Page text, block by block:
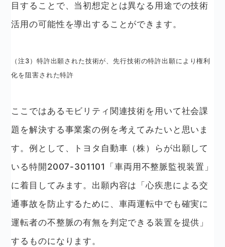
目することで、当初想定とは異なる用途での技術
活用の可能性を導出することができます。
（注3）特許出願された技術が、先行技術の特許出願により権利
化を阻害された特許
ここではあるモビリティ関連技術を用いて社会課
題を解決する事業案の例を考えてみたいと思いま
す。例として、トヨタ自動車（株）らが出願して
いる特開2007-301101「車両用不整脈監視装置」
に着目してみます。出願内容は「心疾患による交
通事故を防止するために、車両運転中でも確実に
運転者の不整脈の有無を判定できる装置を提供」
するものになります。